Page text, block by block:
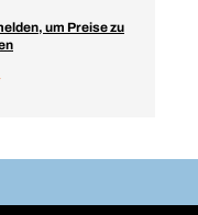
um Preise zu